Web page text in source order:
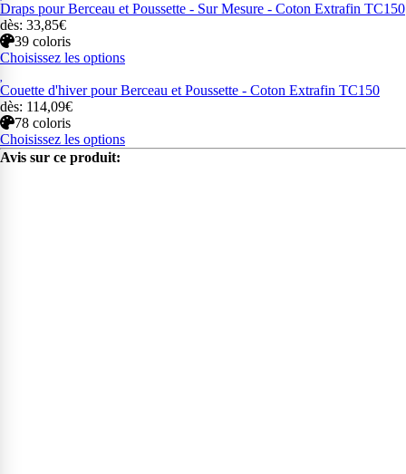
Draps pour Berceau et Poussette - Sur Mesure - Coton Extrafin TC150
dès: 33,85€
39 coloris
Choisissez les options
Couette d'hiver pour Berceau et Poussette - Coton Extrafin TC150
dès: 114,09€
78 coloris
Choisissez les options
Avis sur ce produit: